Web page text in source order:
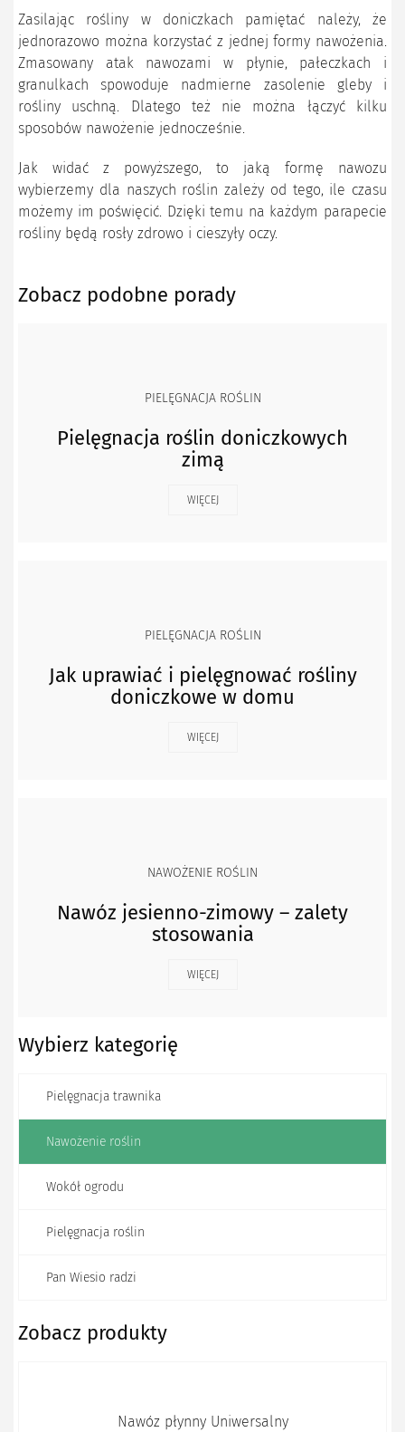
Zasilając rośliny w doniczkach pamiętać należy, że
jednorazowo można korzystać z jednej formy nawożenia.
Zmasowany atak nawozami w płynie, pałeczkach i
granulkach spowoduje nadmierne zasolenie gleby i
rośliny uschną. Dlatego też nie można łączyć kilku
sposobów nawożenie jednocześnie.
Jak widać z powyższego, to jaką formę nawozu
wybierzemy dla naszych roślin zależy od tego, ile czasu
możemy im poświęcić. Dzięki temu na każdym parapecie
rośliny będą rosły zdrowo i cieszyły oczy.
Zobacz podobne porady
PIELĘGNACJA ROŚLIN
Pielęgnacja roślin doniczkowych
zimą
WIĘCEJ
PIELĘGNACJA ROŚLIN
Jak uprawiać i pielęgnować rośliny
doniczkowe w domu
WIĘCEJ
NAWOŻENIE ROŚLIN
Nawóz jesienno-zimowy – zalety
stosowania
WIĘCEJ
Wybierz kategorię
Pielęgnacja trawnika
Nawożenie roślin
Wokół ogrodu
Pielęgnacja roślin
Pan Wiesio radzi
Zobacz produkty
Nawóz płynny Uniwersalny